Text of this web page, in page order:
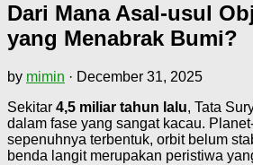
Dari Mana Asal-usul
yang Menabrak Bumi?
by mimin · December 31, 2025
Sekitar 4,5 miliar tahun lalu, Tata
dalam fase yang sangat kacau.
sepenuhnya terbentuk, orbit belum
benda langit merupakan peristiwa